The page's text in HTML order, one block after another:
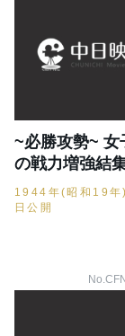
~必勝攻勢~ 女
の戦力増強結
1944年(昭和19
日公開